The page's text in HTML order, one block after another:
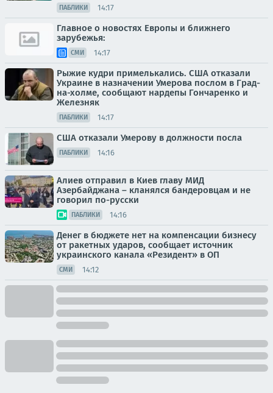
ПАБЛИКИ 14:17
Главное о новостях Европы и ближнего
зарубежья:
СМИ 14:17
Рыжие кудри примелькались. США отказали
Украине в назначении Умерова послом в Град-
на-холме, сообщают нардепы Гончаренко и
Железняк
ПАБЛИКИ 14:17
США отказали Умерову в должности посла
ПАБЛИКИ 14:16
Алиев отправил в Киев главу МИД
Азербайджана – кланялся бандеровцам и не
говорил по-русски
ПАБЛИКИ 14:16
Денег в бюджете нет на компенсации бизнесу
от ракетных ударов, сообщает источник
украинского канала «Резидент» в ОП
СМИ 14:12